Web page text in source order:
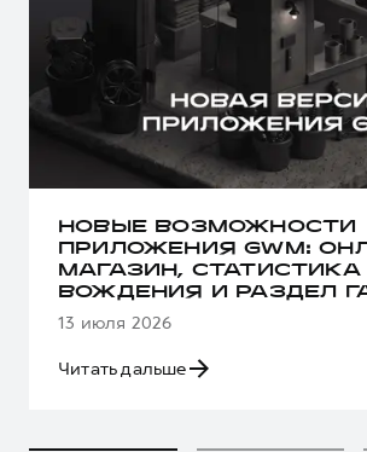
НОВЫЕ ВОЗМОЖНОСТИ
ПРИЛОЖЕНИЯ GWM:
МАГАЗИН, СТАТИСТИКА
ВОЖДЕНИЯ И РАЗДЕЛ
13 июля 2026
Читать дальше